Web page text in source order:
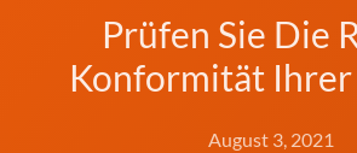
Prüfen Sie Die
Konformität
August 3, 2021